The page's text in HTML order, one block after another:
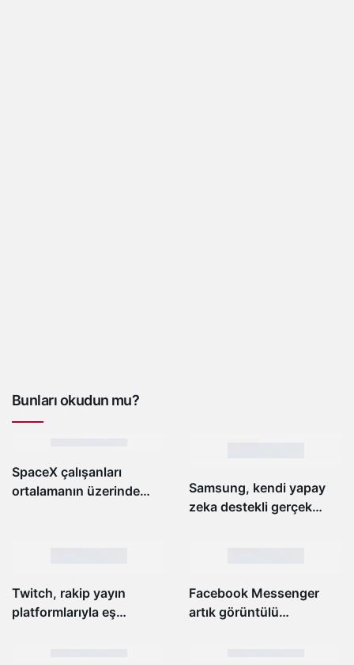
Bunları okudun mu?
SpaceX çalışanları
ortalamanın üzerinde
Samsung, kendi yapay
zeka destekli gerçek
Twitch, rakip yayın
platformlarıyla eş
Facebook Messenger
artık görüntülü